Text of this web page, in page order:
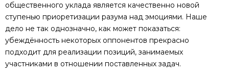
общественного уклада является качественно новой
ступенью приоретизации разума над эмоциями. Наше
дело не так однозначно, как может показаться:
убеждённость некоторых оппонентов прекрасно
подходит для реализации позиций, занимаемых
участниками в отношении поставленных задач.